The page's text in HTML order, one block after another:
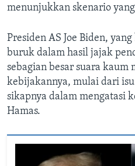
menunjukkan skenario
Presiden AS Joe Biden,
buruk dalam hasil jajak
sebagian besar suara
kebijakannya, mulai dari
sikapnya dalam mengatasi
Hamas.